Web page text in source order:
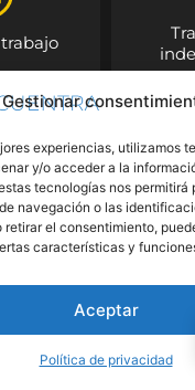
Gestionar
experiencias, utilizamos
y/o acceder a la
tecnologías nos permitirá
navegación o las
retirar el consentimiento,
características y
Aceptar
Política de privacidad
Entrar